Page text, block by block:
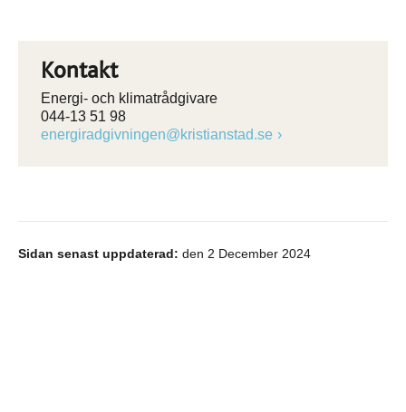
Kontakt
Energi- och klimatrådgivare
044-13 51 98
energiradgivningen@kristianstad.se
Sidan senast uppdaterad: den 2 December 2024